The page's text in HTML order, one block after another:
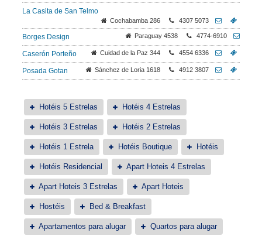
La Casita de San Telmo
Cochabamba 286 4307 5073
Borges Design Paraguay 4538 4774-6910
Caserón Porteño Cuidad de la Paz 344 4554 6336
Posada Gotan Sánchez de Loria 1618 4912 3807
Hotéis 5 Estrelas Hotéis 4 Estrelas
Hotéis 3 Estrelas Hotéis 2 Estrelas
Hotéis 1 Estrela Hotéis Boutique Hotéis
Hotéis Residencial Apart Hoteis 4 Estrelas
Apart Hoteis 3 Estrelas Apart Hoteis
Hostéis Bed & Breakfast
Apartamentos para alugar Quartos para alugar